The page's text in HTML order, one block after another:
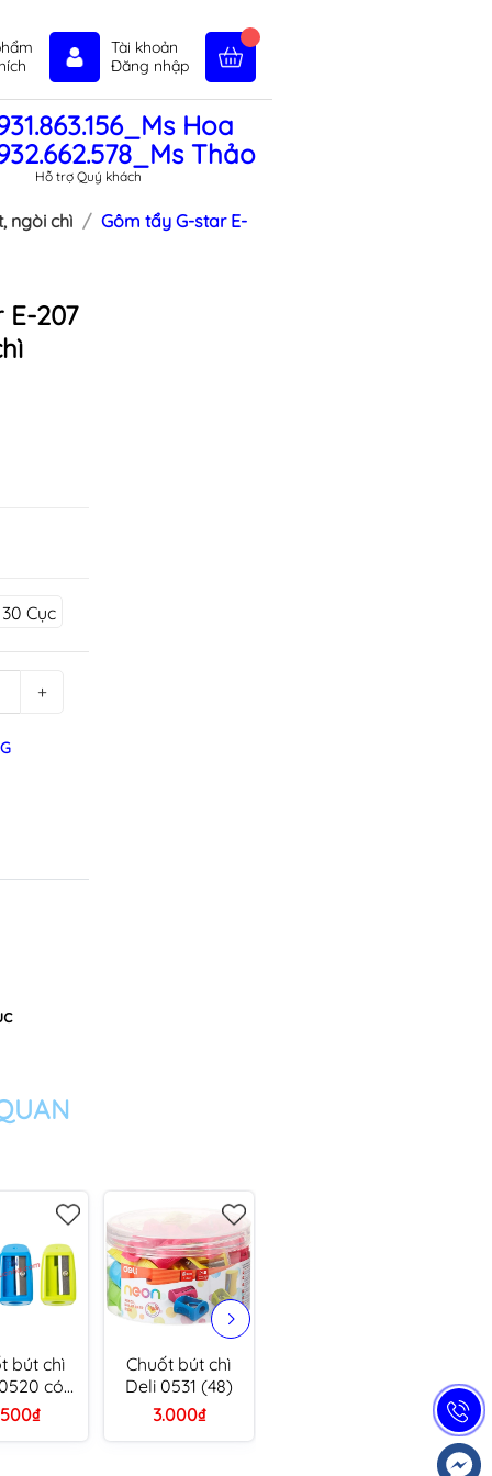
Tài khoản
Đăng nhập
tức Liên hệ Chính sách
Hoa
Thảo
Hỗ trợ Quý khách
ngòi chì Gôm tẩy G-star E-
207
Cục
+
bút chì
có
(36)
Chuốt bút chì
Deli 0531 (48)
3.000₫
Deli